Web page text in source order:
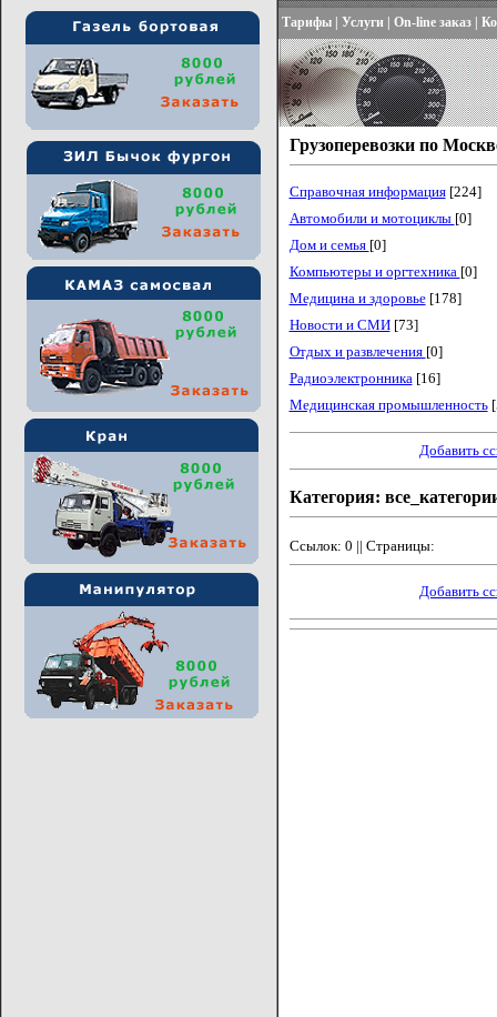
Тарифы Услуги On-line заказ
Грузоперевозки по
Справочная информация[224]
Автомобили и мотоциклы [0]
Дом и семья [0]
Компьютеры и оргтехника [0]
Медицина и здоровье[178]
Новости и СМИ[73]
Отдых и развлечения [0]
Радиоэлектронника[16]
Медицинская промышленность
Добавить
Категория:
Ссылок: 0 || Страницы:
Добавить